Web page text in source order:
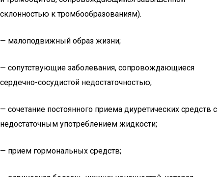
склонностью к тромбообразованиям).
— малоподвижный образ жизни;
— сопутствующие заболевания, сопровождающиеся
сердечно-сосудистой недостаточностью;
— сочетание постоянного приема диуретических средств с
недостаточным употреблением жидкости;
— прием гормональных средств;